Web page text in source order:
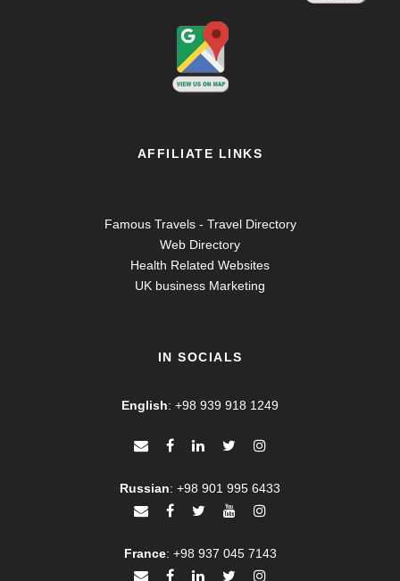
AFFILIATE LINKS
Famous Travels - Travel Directory
Web Directory
Health Related Websites
UK business Marketing
IN SOCIALS
English: +98 939 918 1249
Russian: +98 901 995 6433
France: +98 937 045 7143